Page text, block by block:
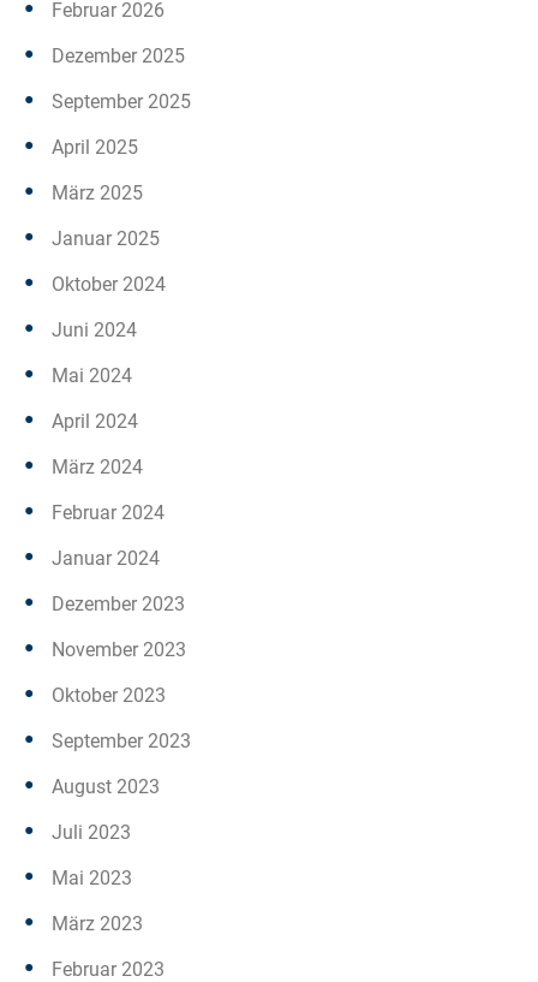
Februar 2026
Dezember 2025
September 2025
April 2025
März 2025
Januar 2025
Oktober 2024
Juni 2024
Mai 2024
April 2024
März 2024
Februar 2024
Januar 2024
Dezember 2023
November 2023
Oktober 2023
September 2023
August 2023
Juli 2023
Mai 2023
März 2023
Februar 2023